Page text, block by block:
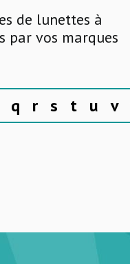
de lunettes à
par vos marques
q r s t u v